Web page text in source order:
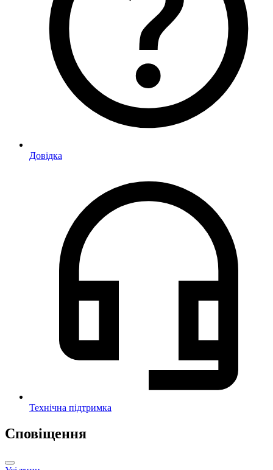
Довідка
Технічна підтримка
Сповіщення